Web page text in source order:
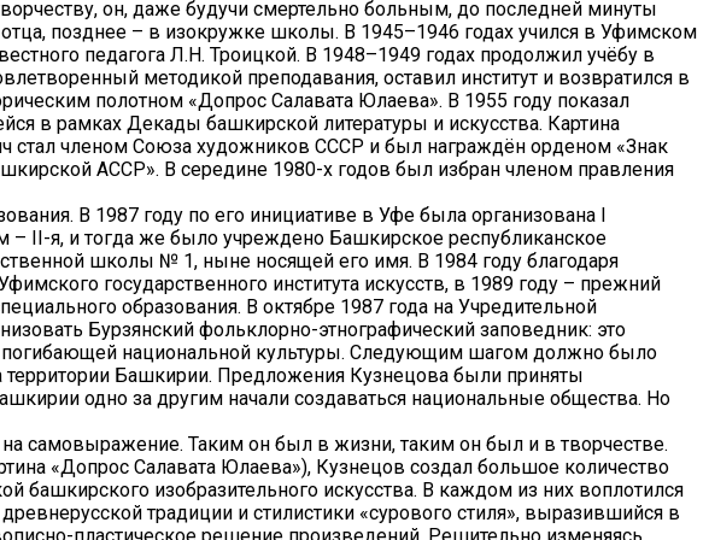
он, даже будучи смертельно больным, до последней минуты
позднее – в изокружке школы. В 1945–1946 годах учился в Уфимском
педагога Л.Н. Троицкой. В 1948–1949 годах продолжил учёбу в
методикой преподавания, оставил институт и возвратился в
полотном «Допрос Салавата Юлаева». В 1955 году показал
в рамках Декады башкирской литературы и искусства. Картина
стал членом Союза художников СССР и был награждён орденом «Знак
АССР». В середине 1980-х годов был избран членом правления
В 1987 году по его инициативе в Уфе была организована I
II-я, и тогда же было учреждено Башкирское республиканское
школы № 1, ныне носящей его имя. В 1984 году благодаря
государственного института искусств, в 1989 году – прежний
образования. В октябре 1987 года на Учредительной
Бурзянский фольклорно-этнографический заповедник: это
национальной культуры. Следующим шагом должно было
Башкирии. Предложения Кузнецова были приняты
одно за другим начали создаваться национальные общества. Но
самовыражение. Таким он был в жизни, таким он был и в творчестве.
«Допрос Салавата Юлаева»), Кузнецов создал большое количество
изобразительного искусства. В каждом из них воплотился
традиции и стилистики «сурового стиля», выразившийся в